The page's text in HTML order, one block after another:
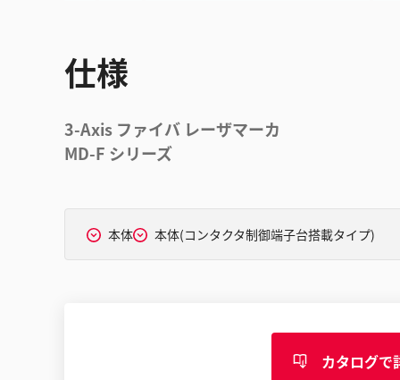
仕様
3-Axis ファイバ レーザマーカ
MD-F シリーズ
本体 本体(コンタクタ制御端子台搭載タイプ)
カタログで